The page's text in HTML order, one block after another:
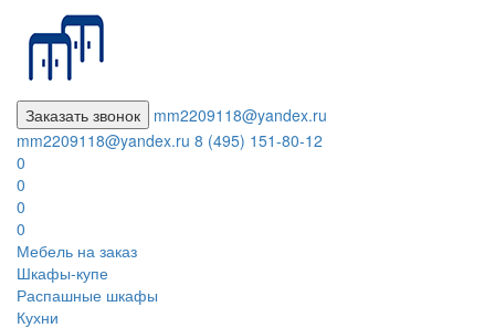
Заказать звонок
mm2209118@yandex.ru
mm2209118@yandex.ru 8 (495) 151-80-12
0
0
0
0
Мебель на заказ
Шкафы-купе
Распашные шкафы
Кухни